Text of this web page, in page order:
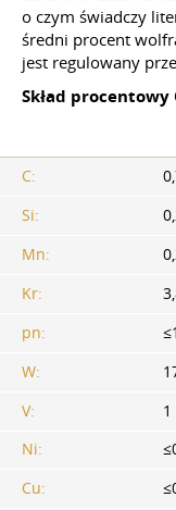
o czym świadczy
średni procent
jest regulowany
Skład procentowy
C:
Si:
Mn:
Kr:
pn:
≤1
W:
V:
1
Ni:
Cu: